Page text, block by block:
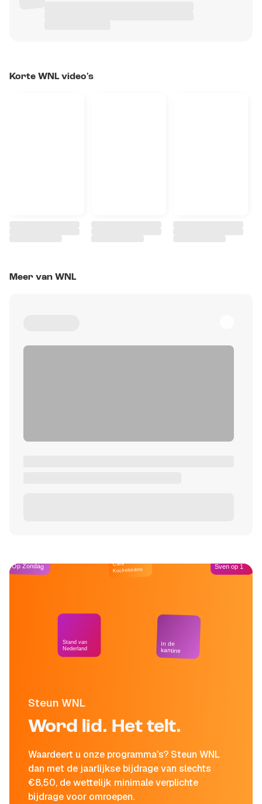
Korte WNL video's
Meer van WNL
Steun WNL
Word lid. Het telt.
Waardeert u onze programma's? Steun WNL
dan met de jaarlijkse bijdrage van slechts
€8,50, de wettelijk minimale verplichte
bijdrage voor omroepen.
Op Zondag
Stand van
Nederland
Café
Kockelmann
In de
kantine
Sven op 1